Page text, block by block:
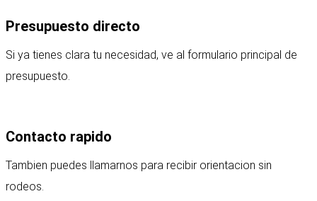
Presupuesto directo
Si ya tienes clara tu necesidad, ve al formulario principal de
presupuesto.
Contacto rapido
Tambien puedes llamarnos para recibir orientacion sin
rodeos.